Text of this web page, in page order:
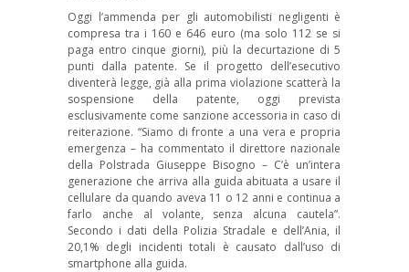
Oggi l’ammenda per gli automobilisti negligenti è
compresa tra i 160 e 646 euro (ma solo 112 se si
paga entro cinque giorni), più la decurtazione di 5
punti dalla patente. Se il progetto dell’esecutivo
diventerà legge, già alla prima violazione scatterà la
sospensione della patente, oggi prevista
esclusivamente come sanzione accessoria in caso di
reiterazione. “Siamo di fronte a una vera e propria
emergenza – ha commentato il direttore nazionale
della Polstrada Giuseppe Bisogno – C’è un’intera
generazione che arriva alla guida abituata a usare il
cellulare da quando aveva 11 o 12 anni e continua a
farlo anche al volante, senza alcuna cautela”.
Secondo i dati della Polizia Stradale e dell’Ania, il
20,1% degli incidenti totali è causato dall’uso di
smartphone alla guida.